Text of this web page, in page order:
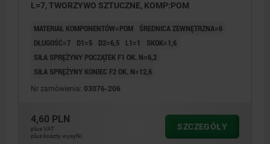
L=7, TWORZYWO SZTUCZNE, KOMP:POM
MATERIAŁ KOMPONENTÓW=POM
ŚREDNICA ZEWNĘTRZNA=6
DŁUGOŚĆ=7
D1=5 D2=6,5 L1=1
SKOK=1,6
SIŁA SPRĘŻYNY POCZĄTEK F1 OK. N=6,2
SIŁA SPRĘŻYNY KONIEC F2 OK. N=12,6
Nr zamówienia: 03076-206
4,60 PLN
plus VAT
plus koszty wysyłki
SZCZEGÓŁY